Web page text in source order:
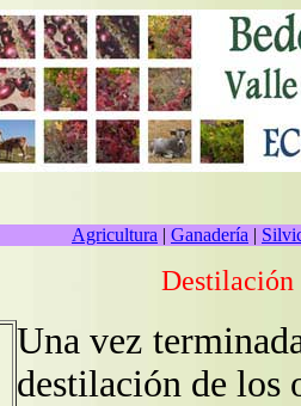
Agricultura | Ganadería |
Destilación
Una vez
destilación de los